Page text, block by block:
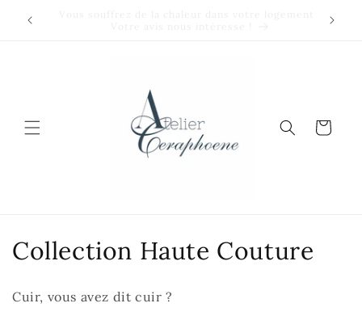
passer
Panier
C
Collection Haute Couture
Cuir, vous avez dit cuir ?